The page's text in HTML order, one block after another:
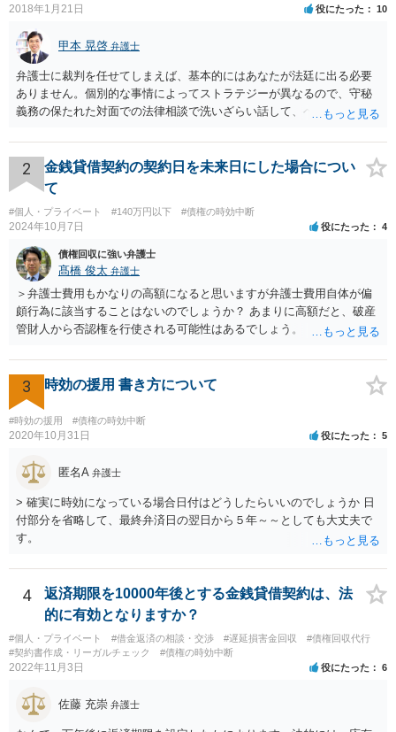
2018年1月21日 役にたった 10
甲本 晃啓 弁護士
弁護士に裁判を任せてしまえば、基本的にはあなたが法廷に出る必要
ありません。個別的な事情によってストラテジーが異なるので、守秘
義務の保たれた対面での法律相談で洗いざらい話して、ベストな方法
2
金銭貸借契約の契約日を未来日にした場合につい
て
#個人・プライベート #140万円以下 #債権の時効中断
2024年10月7日 役にたった 4
債権回収に強い弁護士
髙橋 俊太 弁護士
＞弁護士費用もかなりの高額になると思いますが弁護士費用自体が偏
頗行為に該当することはないのでしょうか？ あまりに高額だと、破産
管財人から否認権を行使される可能性はあるでしょう。 ＞このレベル
定した収入があります】とのことなので、法テラスの利用は難しいと
思われます。 此方での当方回答は以上となりますが、参考になれば幸
いです。
3 時効の援用 書き方について
#時効の援用 #債権の時効中断
2020年10月31日 役にたった 5
匿名A 弁護士
> 確実に時効になっている場合日付はどうしたらいいのでしょうか 日
付部分を省略して、最終弁済日の翌日から５年～～としても大丈夫で
す。
4
返済期限を10000年後とする金銭貸借契約は、法
的に有効となりますか？
#個人・プライベート #借金返済の相談・交渉 #遅延損害金回収
#債権回収代行
#契約書作成・リーガルチェック
#債権の時効中断
2022年11月3日 役にたった 6
佐藤 充崇 弁護士